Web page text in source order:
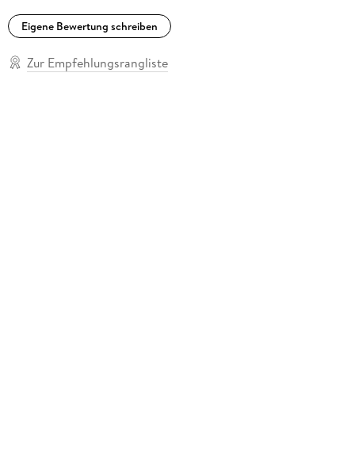
Eigene Bewertung schreiben
Zur Empfehlungsrangliste